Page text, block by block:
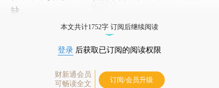
缺。
本文共计1752字 订阅后继续阅读
登录 后获取已订阅的阅读权限
财新通会员
可畅读全文
订阅/会员升级